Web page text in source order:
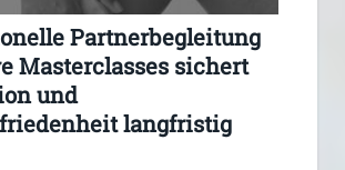
Partnerbegleitung
Masterclasses sichert
und
langfristig